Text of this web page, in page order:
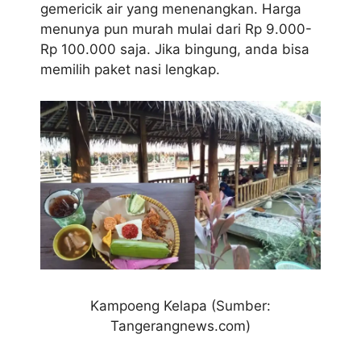
gemericik air yang menenangkan. Harga
menunya pun murah mulai dari Rp 9.000-
Rp 100.000 saja. Jika bingung, anda bisa
memilih paket nasi lengkap.
Kampoeng Kelapa (Sumber:
Tangerangnews.com)